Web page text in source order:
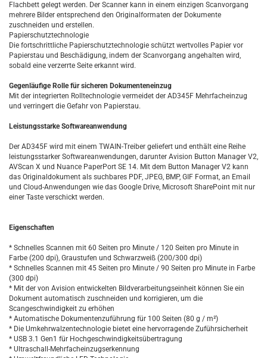
Flachbett gelegt werden. Der Scanner kann in einem einzigen Scanvorgang
mehrere Bilder entsprechend den Originalformaten der Dokumente
zuschneiden und erstellen.
Papierschutztechnologie
Die fortschrittliche Papierschutztechnologie schützt wertvolles Papier vor
Papierstau und Beschädigung, indem der Scanvorgang angehalten wird,
sobald eine verzerrte Seite erkannt wird.
Gegenläufige Rolle für sicheren Dokumenteneinzug
Mit der integrierten Rolltechnologie vermeidet der AD345F Mehrfacheinzug
und verringert die Gefahr von Papierstau.
Leistungsstarke Softwareanwendung
Der AD345F wird mit einem TWAIN-Treiber geliefert und enthält eine Reihe
leistungsstarker Softwareanwendungen, darunter Avision Button Manager V2,
AVScan X und Nuance PaperPort SE 14. Mit dem Button Manager V2 kann
das Originaldokument als suchbares PDF, JPEG, BMP, GIF Format, an Email
und Cloud-Anwendungen wie das Google Drive, Microsoft SharePoint mit nur
einer Taste verschickt werden.
Eigenschaften
* Schnelles Scannen mit 60 Seiten pro Minute / 120 Seiten pro Minute in
Farbe (200 dpi), Graustufen und Schwarzweiß (200/300 dpi)
* Schnelles Scannen mit 45 Seiten pro Minute / 90 Seiten pro Minute in Farbe
(300 dpi)
* Mit der von Avision entwickelten Bildverarbeitungseinheit können Sie ein
Dokument automatisch zuschneiden und korrigieren, um die
Scangeschwindigkeit zu erhöhen
* Automatische Dokumentenzuführung für 100 Seiten (80 g / m²)
* Die Umkehrwalzentechnologie bietet eine hervorragende Zuführsicherheit
* USB 3.1 Gen1 für Hochgeschwindigkeitsübertragung
* Ultraschall-Mehrfacheinzugserkennung